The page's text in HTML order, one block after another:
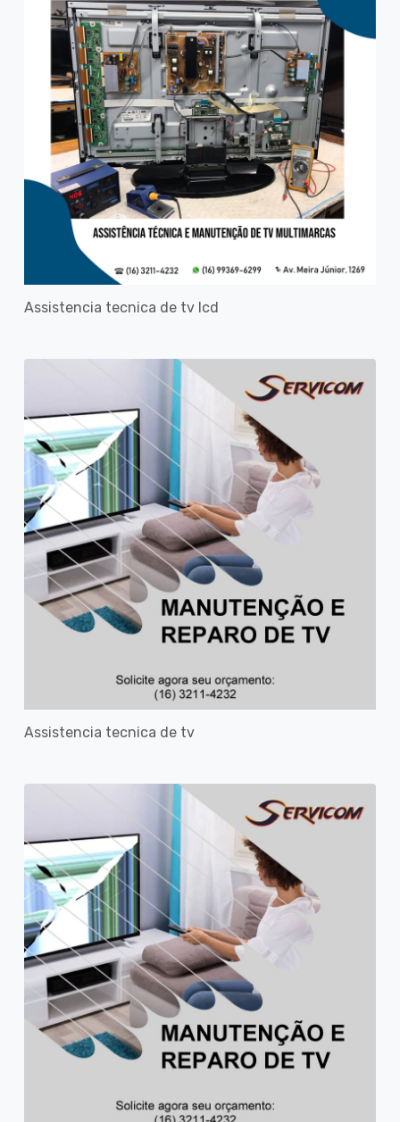
Assistencia tecnica de tv lcd
Assistencia tecnica de tv